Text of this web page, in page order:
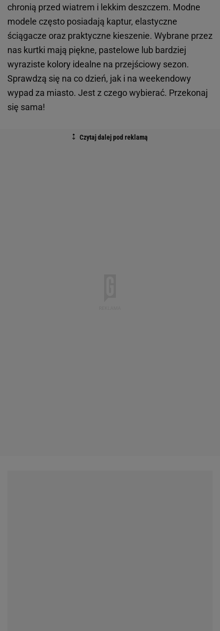
chronią przed wiatrem i lekkim deszczem. Modne
modele często posiadają kaptur, elastyczne
ściągacze oraz praktyczne kieszenie. Wybrane przez
nas kurtki mają piękne, pastelowe lub bardziej
wyraziste kolory idealne na przejściowy sezon.
Sprawdzą się na co dzień, jak i na weekendowy
wypad za miasto. Jest z czego wybierać. Przekonaj
się sama!